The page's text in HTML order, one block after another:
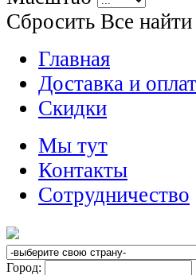
Сбросить Все найти
Главная
Доставка и
Скидки
Мы тут
Контакты
Сотрудничество
Город: